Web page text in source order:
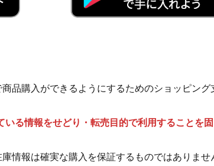
品購入ができるようにするためのショッピング
る情報をせどり・転売目的で利用することを
情報は確実な購入を保証するものではありませ